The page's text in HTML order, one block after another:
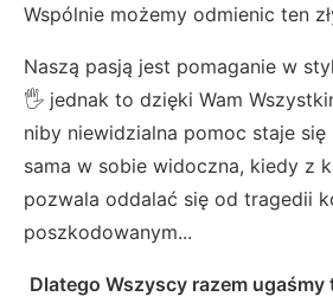
Wspólnie możemy odmienic ten
Naszą pasją jest pomaganie w
🖐 jednak to dzięki Wam
niby niewidzialna pomoc staje
sama w sobie widoczna, kiedy z
pozwala oddalać się od tragedii
poszkodowanym...
Dlatego Wszyscy razem ugaśmy